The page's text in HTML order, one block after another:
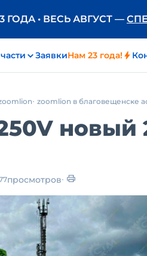
ГОДА • ВЕСЬ АВГУСТ —
ЗаявкиНам 23 года!
zoomlion в благовещенске
новый
просмотров